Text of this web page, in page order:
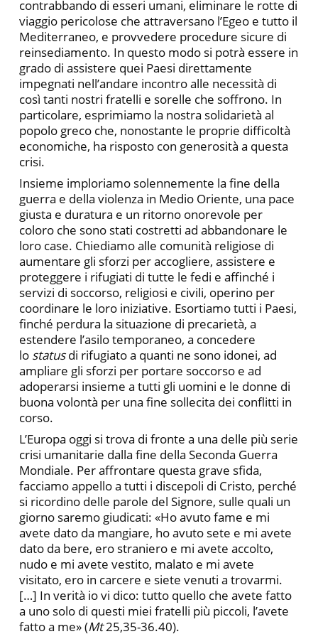
contrabbando di esseri umani, eliminare le rotte di
viaggio pericolose che attraversano l’Egeo e tutto il
Mediterraneo, e provvedere procedure sicure di
reinsediamento. In questo modo si potrà essere in
grado di assistere quei Paesi direttamente
impegnati nell’andare incontro alle necessità di
così tanti nostri fratelli e sorelle che soffrono. In
particolare, esprimiamo la nostra solidarietà al
popolo greco che, nonostante le proprie difficoltà
economiche, ha risposto con generosità a questa
crisi.
Insieme imploriamo solennemente la fine della
guerra e della violenza in Medio Oriente, una pace
giusta e duratura e un ritorno onorevole per
coloro che sono stati costretti ad abbandonare le
loro case. Chiediamo alle comunità religiose di
aumentare gli sforzi per accogliere, assistere e
proteggere i rifugiati di tutte le fedi e affinché i
servizi di soccorso, religiosi e civili, operino per
coordinare le loro iniziative. Esortiamo tutti i Paesi,
finché perdura la situazione di precarietà, a
estendere l’asilo temporaneo, a concedere
lo statusdi rifugiato a quanti ne sono idonei, ad
ampliare gli sforzi per portare soccorso e ad
adoperarsi insieme a tutti gli uomini e le donne di
buona volontà per una fine sollecita dei conflitti in
corso.
L’Europa oggi si trova di fronte a una delle più serie
crisi umanitarie dalla fine della Seconda Guerra
Mondiale. Per affrontare questa grave sfida,
facciamo appello a tutti i discepoli di Cristo, perché
si ricordino delle parole del Signore, sulle quali un
giorno saremo giudicati: «Ho avuto fame e mi
avete dato da mangiare, ho avuto sete e mi avete
dato da bere, ero straniero e mi avete accolto,
nudo e mi avete vestito, malato e mi avete
visitato, ero in carcere e siete venuti a trovarmi.
[…] In verità io vi dico: tutto quello che avete fatto
a uno solo di questi miei fratelli più piccoli, l’avete
fatto a me» (Mt25,35-36.40).